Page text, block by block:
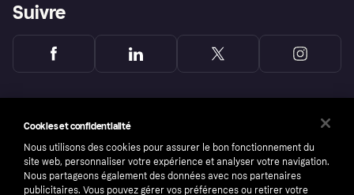
Suivre
Cookies et confidentialité
Nous utilisons des cookies pour assurer le bon fonctionnement du
site web, personnaliser votre expérience et analyser votre navigation.
Nous partageons également des données avec nos partenaires
publicitaires. Vous pouvez gérer vos préférences ou retirer votre